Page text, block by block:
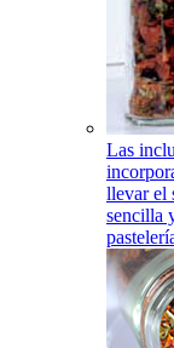
Las
llevar el
sencilla